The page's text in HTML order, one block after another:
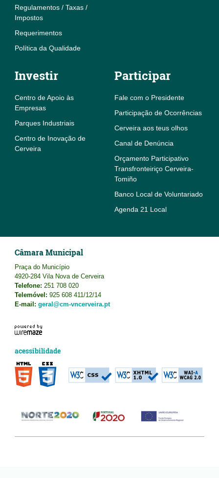
Regulamentos / Taxas /
Impostos
Requerimentos
Política da Qualidade
Investir
Centro de Apoio às
Empresas
Parques Industriais
Centro de Inovação de
Cerveira
Participar
Fale com o Presidente
Participação de Ocorrências
Cerveira aos teus olhos
Canal de Denúncia
Orçamento Participativo
Transfronteiriço Cerveira-
Tomiño
Banco Local de Voluntariado
Agenda 21 Local
Câmara Municipal
Praça do Município
4920-284 Vila Nova de Cerveira
Telefone: 251 708 020
Telemóvel: 925 608 411/12/14
E-mail: geral@cm-vncerveira.pt
acessibilidade